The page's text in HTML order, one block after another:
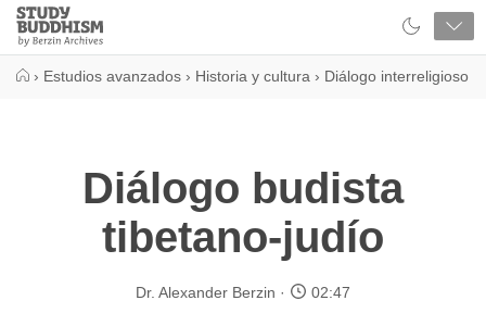
Close
Study
Buddhism
› Estudios avanzados › Historia y cultura › Diálogo interreligioso
Diálogo budista
tibetano-judío
Dr. Alexander Berzin 02:47